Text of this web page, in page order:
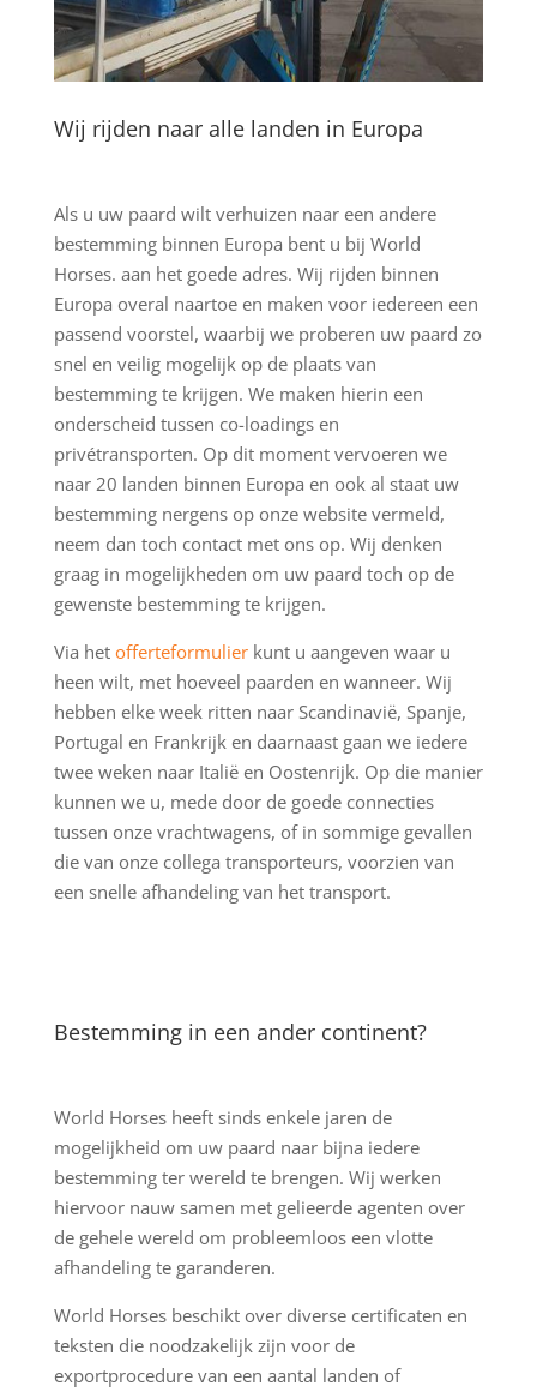
Wij rijden naar alle landen in Europa
Als u uw paard wilt verhuizen naar een andere
bestemming binnen Europa bent u bij World
Horses. aan het goede adres. Wij rijden binnen
Europa overal naartoe en maken voor iedereen een
passend voorstel, waarbij we proberen uw paard zo
snel en veilig mogelijk op de plaats van
bestemming te krijgen. We maken hierin een
onderscheid tussen co-loadings en
privétransporten. Op dit moment vervoeren we
naar 20 landen binnen Europa en ook al staat uw
bestemming nergens op onze website vermeld,
neem dan toch contact met ons op. Wij denken
graag in mogelijkheden om uw paard toch op de
gewenste bestemming te krijgen.
Via het offerteformulierkunt u aangeven waar u
heen wilt, met hoeveel paarden en wanneer. Wij
hebben elke week ritten naar Scandinavië, Spanje,
Portugal en Frankrijk en daarnaast gaan we iedere
twee weken naar Italië en Oostenrijk. Op die manier
kunnen we u, mede door de goede connecties
tussen onze vrachtwagens, of in sommige gevallen
die van onze collega transporteurs, voorzien van
een snelle afhandeling van het transport.
Bestemming in een ander continent?
World Horses heeft sinds enkele jaren de
mogelijkheid om uw paard naar bijna iedere
bestemming ter wereld te brengen. Wij werken
hiervoor nauw samen met gelieerde agenten over
de gehele wereld om probleemloos een vlotte
afhandeling te garanderen.
World Horses beschikt over diverse certificaten en
teksten die noodzakelijk zijn voor de
exportprocedure van een aantal landen of